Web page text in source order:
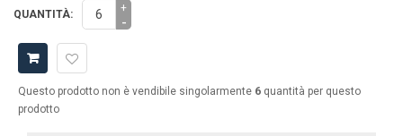
QUANTITÀ: +
-
Questo prodotto non è vendibile singolarmente 6 quantità per questo
prodotto